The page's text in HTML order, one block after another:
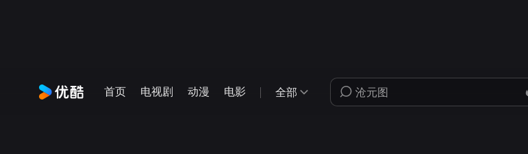
首页 电视剧 动漫 电影 全部